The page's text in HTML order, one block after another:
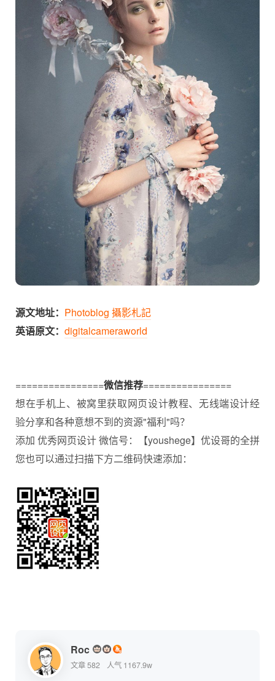
源文地址： Photoblog 攝影札記
英语原文： digitalcameraworld
================微信推荐================
想在手机上、被窝里获取网页设计教程、无线端设计经
验分享和各种意想不到的资源"福利"吗？
添加 优秀网页设计 微信号：【youshege】优设哥的全拼
您也可以通过扫描下方二维码快速添加：
Roc
文章 582 人气 1167.9w